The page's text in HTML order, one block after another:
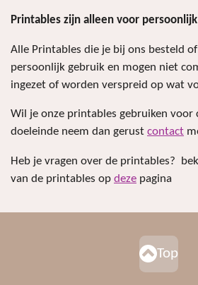
Printables zijn alleen voor
Alle Printables die je bij ons besteld
persoonlijk gebruik en mogen niet
ingezet of worden verspreid op wat
Wil je onze printables gebruiken voor
doeleinde neem dan gerust contact
Heb je vragen over de printables?
van de printables op deze pagina
Top